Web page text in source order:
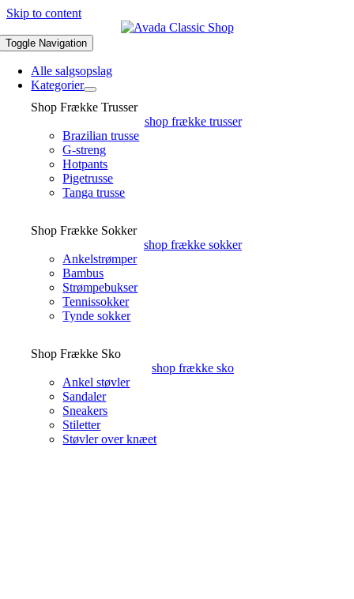
Skip to content
Toggle Navigation
Alle salgsopslag
Kategorier
Shop Frække Trusser
shop frække trusser
Brazilian trusse
G-streng
Hotpants
Pigetrusse
Tanga trusse
Shop Frække Sokker
shop frække sokker
Ankelstrømper
Bambus
Strømpebukser
Tennissokker
Tynde sokker
Shop Frække Sko
shop frække sko
Ankel støvler
Sandaler
Sneakers
Stiletter
Støvler over knæet